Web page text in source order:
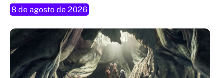
8 de agosto de 2026